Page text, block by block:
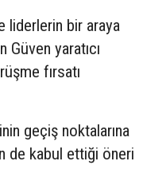
liderlerin bir araya
yaratıcı
fırsatı
geçiş noktalarına
de kabul ettiği öneri